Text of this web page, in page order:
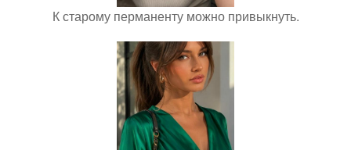
К старому перманенту можно привыкнуть.